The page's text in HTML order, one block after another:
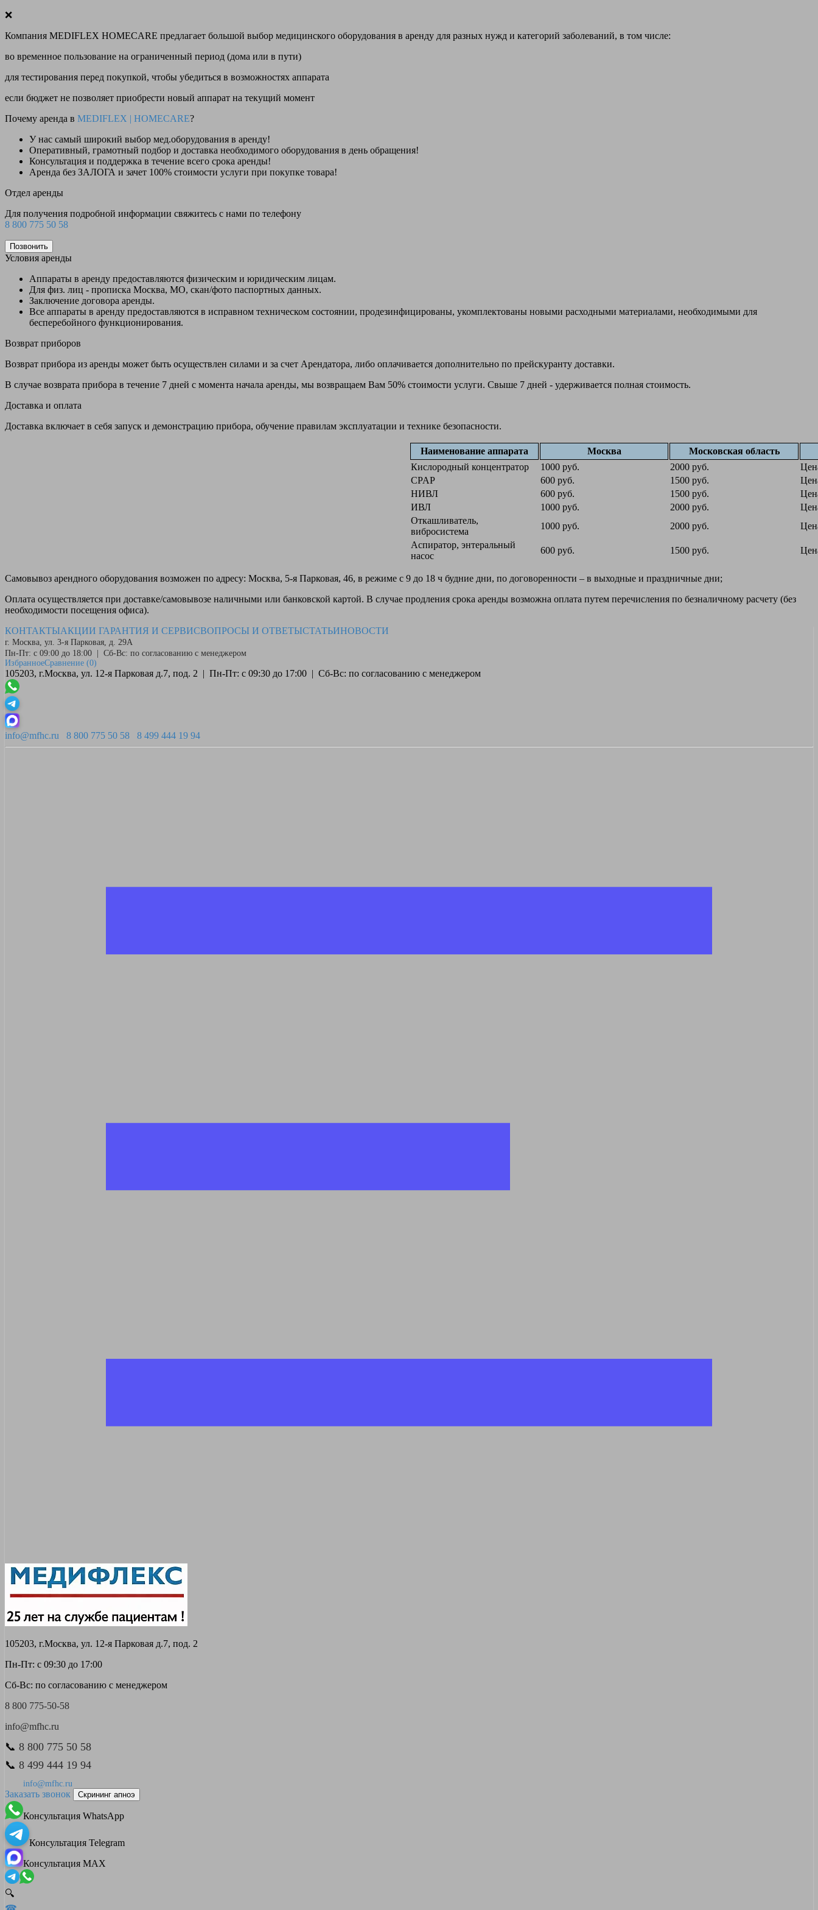
❌
Компания MEDIFLEX HOMECARE предлагает большой выбор медицинского оборудования в аренду для разных нужд и категорий заболеваний, в том числе:
во временное пользование на ограниченный период (дома или в пути)
для тестирования перед покупкой, чтобы убедиться в возможностях аппарата
если бюджет не позволяет приобрести новый аппарат на текущий момент
Почему аренда в MEDIFLEX | HOMECARE?
У нас самый широкий выбор мед.оборудования в аренду!
Оперативный, грамотный подбор и доставка необходимого оборудования в день обращения!
Консультация и поддержка в течение всего срока аренды!
Аренда без ЗАЛОГА и зачет 100% стоимости услуги при покупке товара!
Отдел аренды
Для получения подробной информации свяжитесь с нами по телефону
8 800 775 50 58
Позвонить
Условия аренды
Аппараты в аренду предоставляются физическим и юридическим лицам.
Для физ. лиц - прописка Москва, МО, скан/фото паспортных данных.
Заключение договора аренды.
Все аппараты в аренду предоставляются в исправном техническом состоянии, продезинфицированы, укомплектованы новыми расходными материалами, необходимыми для
бесперебойного функционирования.
Возврат приборов
Возврат прибора из аренды может быть осуществлен силами и за счет Арендатора, либо оплачивается дополнительно по прейскуранту доставки.
В случае возврата прибора в течение 7 дней с момента начала аренды, мы возвращаем Вам 50% стоимости услуги. Свыше 7 дней - удерживается полная стоимость.
Доставка и оплата
Доставка включает в себя запуск и демонстрацию прибора, обучение правилам эксплуатации и технике безопасности.
Наименование аппарата Москва
Московская область
Кислородный концентратор
1000 руб. 2000 руб.
CPAP
600 руб. 1500 руб.
НИВЛ
600 руб. 1500 руб.
ИВЛ
1000 руб. 2000 руб.
Откашливатель,
вибросистема
1000 руб. 2000 руб.
Аспиратор, энтеральный
насос
600 руб. 1500 руб.
Самовывоз арендного оборудования возможен по адресу: Москва, 5-я Парковая, 46, в режиме с 9 до 18 ч будние дни, по договоренности – в выходные и праздничные дни;
Оплата осуществляется при доставке/самовывозе наличными или банковской картой. В случае продления срока аренды возможна оплата путем перечисления по безналичному расчету (без
необходимости посещения офиса).
КОНТАКТЫАКЦИИ ГАРАНТИЯ И СЕРВИСВОПРОСЫ И ОТВЕТЫСТАТЬИНОВОСТИ
г. Москва, ул. 3-я Парковая, д. 29А
Пн-Пт: с 09:00 до 18:00 | Сб-Вс: по согласованию с менеджером
ИзбранноеСравнение (0)
105203, г.Москва, ул. 12-я Парковая д.7, под. 2 | Пн-Пт: с 09:30 до 17:00 | Сб-Вс: по согласованию с менеджером
info@mfhc.ru 8 800 775 50 58 8 499 444 19 94
105203, г.Москва, ул. 12-я Парковая д.7, под. 2
Пн-Пт: с 09:30 до 17:00
Сб-Вс: по согласованию с менеджером
8 800 775-50-58
info@mfhc.ru
📞 8 800 775 50 58
📞 8 499 444 19 94
info@mfhc.ru
Заказать звонок Скрининг апноэ
Консультация WhatsApp
Консультация Telegram
Консультация MAX
🔍